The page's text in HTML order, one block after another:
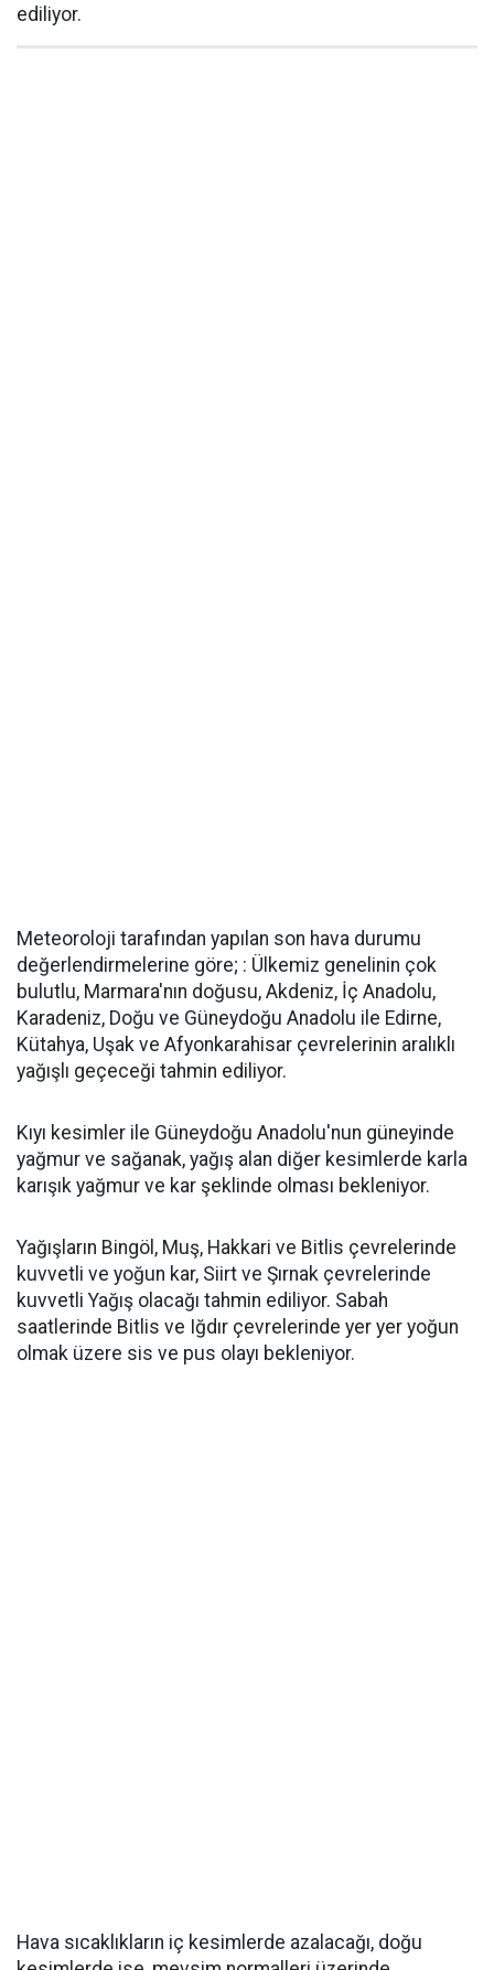
ediliyor.
Meteoroloji tarafından yapılan son hava durumu
değerlendirmelerine göre; : Ülkemiz genelinin çok
bulutlu, Marmara'nın doğusu, Akdeniz, İç Anadolu,
Karadeniz, Doğu ve Güneydoğu Anadolu ile Edirne,
Kütahya, Uşak ve Afyonkarahisar çevrelerinin aralıklı
yağışlı geçeceği tahmin ediliyor.
Kıyı kesimler ile Güneydoğu Anadolu'nun güneyinde
yağmur ve sağanak, yağış alan diğer kesimlerde karla
karışık yağmur ve kar şeklinde olması bekleniyor.
Yağışların Bingöl, Muş, Hakkari ve Bitlis çevrelerinde
kuvvetli ve yoğun kar, Siirt ve Şırnak çevrelerinde
kuvvetli Yağış olacağı tahmin ediliyor. Sabah
saatlerinde Bitlis ve Iğdır çevrelerinde yer yer yoğun
olmak üzere sis ve pus olayı bekleniyor.
Hava sıcaklıkların iç kesimlerde azalacağı, doğu